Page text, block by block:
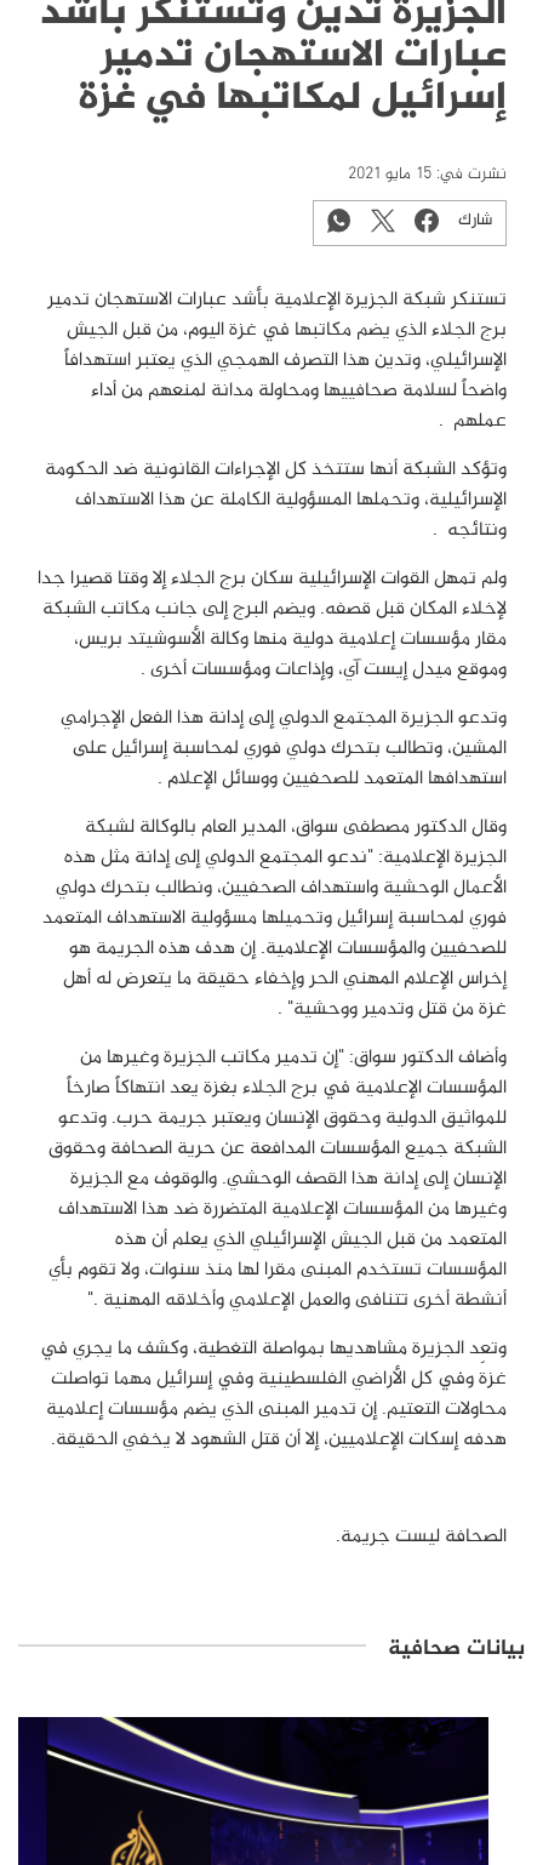
الجزيرة تدين وتستنكر بأشد
عبارات الاستهجان تدمير
إسرائيل لمكاتبها في غزة
نشرت في: 15 مايو 2021
شارك
تستنكر شبكة الجزيرة الإعلامية بأشد عبارات الاستهجان تدمير
برج الجلاء الذي يضم مكاتبها في غزة اليوم، من قبل الجيش
الإسرائيلي، وتدين هذا التصرف الهمجي الذي يعتبر استهدافاً
واضحاً لسلامة صحافييها ومحاولة مدانة لمنعهم من أداء
عملهم .
وتؤكد الشبكة أنها ستتخذ كل الإجراءات القانونية ضد الحكومة
الإسرائيلية، وتحملها المسؤولية الكاملة عن هذا الاستهداف
ونتائجه .
ولم تمهل القوات الإسرائيلية سكان برج الجلاء إلا وقتا قصيرا جدا
لإخلاء المكان قبل قصفه. ويضم البرج إلى جانب مكاتب الشبكة
مقار مؤسسات إعلامية دولية منها وكالة الأسوشيتد بريس،
وموقع ميدل إيست آي، وإذاعات ومؤسسات أخرى.
وتدعو الجزيرة المجتمع الدولي إلى إدانة هذا الفعل الإجرامي
المشين، وتطالب بتحرك دولي فوري لمحاسبة إسرائيل على
استهدافها المتعمد للصحفيين ووسائل الإعلام .
وقال الدكتور مصطفى سواق، المدير العام بالوكالة لشبكة
الجزيرة الإعلامية: "ندعو المجتمع الدولي إلى إدانة مثل هذه
الأعمال الوحشية واستهداف الصحفيين، ونطالب بتحرك دولي
فوري لمحاسبة إسرائيل وتحميلها مسؤولية الاستهداف المتعمد
للصحفيين والمؤسسات الإعلامية. إن هدف هذه الجريمة هو
إخراس الإعلام المهني الحر وإخفاء حقيقة ما يتعرض له أهل
غزة من قتل وتدمير ووحشية. "
وأضاف الدكتور سواق: "إن تدمير مكاتب الجزيرة وغيرها من
المؤسسات الإعلامية في برج الجلاء بغزة يعد انتهاكاً صارخاً
للمواثيق الدولية وحقوق الإنسان ويعتبر جريمة حرب. وتدعو
الشبكة جميع المؤسسات المدافعة عن حرية الصحافة وحقوق
الإنسان إلى إدانة هذا القصف الوحشي. والوقوف مع الجزيرة
وغيرها من المؤسسات الإعلامية المتضررة ضد هذا الاستهداف
المتعمد من قبل الجيش الإسرائيلي الذي يعلم أن هذه
المؤسسات تستخدم المبنى مقرا لها منذ سنوات، ولا تقوم بأي
أنشطة أخرى تتنافى والعمل الإعلامي وأخلاقه المهنية ".
وتعِد الجزيرة مشاهديها بمواصلة التغطية، وكشف ما يجري في
غزة وفي كل الأراضي الفلسطينية وفي إسرائيل مهما تواصلت
محاولات التعتيم. إن تدمير المبنى الذي يضم مؤسسات إعلامية
هدفه إسكات الإعلاميين، إلا أن قتل الشهود لا يخفي الحقيقة.
الصحافة ليست جريمة.
بيانات صحافية